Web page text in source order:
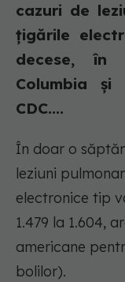
cazuri de
țigările
decese, în
Columbia și
CDC....
În doar o
leziuni
electronice tip
1.479 la 1.604,
americane
bolilor).